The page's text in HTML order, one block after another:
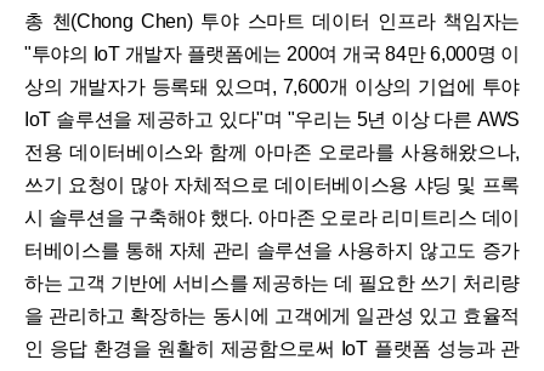
총 첸(Chong Chen) 투야 스마트 데이터 인프라 책임자는
"투야의 IoT 개발자 플랫폼에는 200여 개국 84만 6,000명 이
상의 개발자가 등록돼 있으며, 7,600개 이상의 기업에 투야
IoT 솔루션을 제공하고 있다"며 "우리는 5년 이상 다른 AWS
전용 데이터베이스와 함께 아마존 오로라를 사용해왔으나,
쓰기 요청이 많아 자체적으로 데이터베이스용 샤딩 및 프록
시 솔루션을 구축해야 했다. 아마존 오로라 리미트리스 데이
터베이스를 통해 자체 관리 솔루션을 사용하지 않고도 증가
하는 고객 기반에 서비스를 제공하는 데 필요한 쓰기 처리량
을 관리하고 확장하는 동시에 고객에게 일관성 있고 효율적
인 응답 환경을 원활히 제공함으로써 IoT 플랫폼 성능과 관